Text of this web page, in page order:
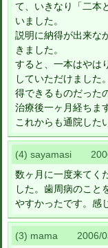
て、いきなり「二本
いました。
説明に納得が出来な
きました。
すると、一本はやは
していただけました
得できるものだった
治療後一ヶ月経ちま
これからも通院した
(4) sayamasi
数ヶ月に一度来てく
した。歯周病のこと
やすかったです。感
(3) mama 2006/